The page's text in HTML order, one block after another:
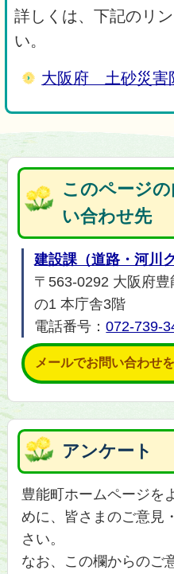
詳しくは、下記のリ
い。
大阪府 土砂災害
このページ
い合わせ先
建設課（道路・河川
〒563-0292 大阪府
の1 本庁舎3階
電話番号：072-739-
メールでお問い合わせ
アンケート
豊能町ホームページを
めに、皆さまのご意見
さい。
なお、この欄からのご